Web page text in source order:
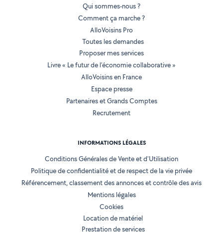
Qui sommes-nous ?
Comment ça marche ?
AlloVoisins Pro
Toutes les demandes
Proposer mes services
Livre « Le futur de l'économie collaborative »
AlloVoisins en France
Espace presse
Partenaires et Grands Comptes
Recrutement
INFORMATIONS LÉGALES
Conditions Générales de Vente et d'Utilisation
Politique de confidentialité et de respect de la vie privée
Référencement, classement des annonces et contrôle des avis
Mentions légales
Cookies
Location de matériel
Prestation de services